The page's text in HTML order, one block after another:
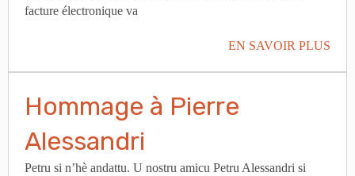
facture électronique va
EN SAVOIR PLUS
Hommage à Pierre
Alessandri
Petru si n’hè andattu. U nostru amicu Petru Alessandri si